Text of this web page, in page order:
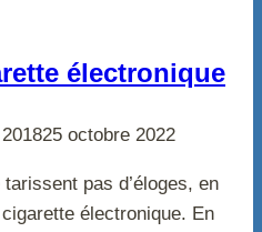
électronique
25 octobre 2022
pas d’éloges, en
électronique. En